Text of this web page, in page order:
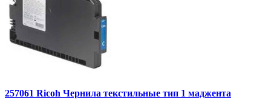
257061 Ricoh Чернила текстильные тип 1 маджента